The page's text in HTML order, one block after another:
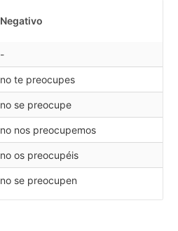
Negativo
-
no te preocupes
no se preocupe
no nos preocupemos
no os preocupéis
no se preocupen